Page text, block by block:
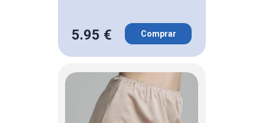
5.95 € Comprar